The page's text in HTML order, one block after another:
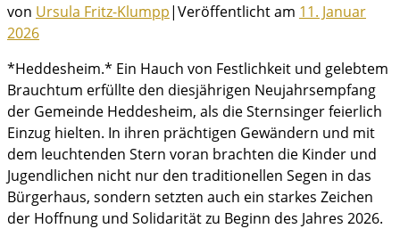
von Ursula Fritz-Klumpp|Veröffentlicht am 11. Januar
2026
*Heddesheim.* Ein Hauch von Festlichkeit und gelebtem
Brauchtum erfüllte den diesjährigen Neujahrsempfang
der Gemeinde Heddesheim, als die Sternsinger feierlich
Einzug hielten. In ihren prächtigen Gewändern und mit
dem leuchtenden Stern voran brachten die Kinder und
Jugendlichen nicht nur den traditionellen Segen in das
Bürgerhaus, sondern setzten auch ein starkes Zeichen
der Hoffnung und Solidarität zu Beginn des Jahres 2026.